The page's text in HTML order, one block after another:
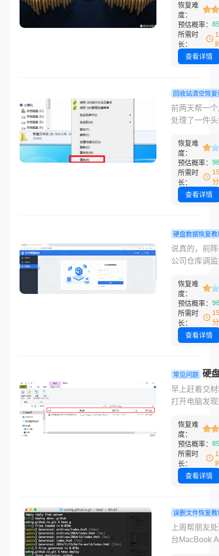
衡！
格式音质解
字音频领域
和FLAC都是
频格式的佼
但它们在技
原始的完美
WAV（
Audio File
经压缩的音
式，直接存储
PCM（脉冲
制）数据。
大优点是：
损：100%保
恢复难
度：
预估概率：
所需时
长：
查看详情
回收站清空恢
误删的文件
站没有怎么
这样找回来
谱！
前两天帮一
处理了一件
时候把一个
个月客户资
件夹给删了
站也顺手清
反应过来的
有怎么恢复
基本都是这
况：手一快
没了，回收
了，脑子一
白。别慌，
按从免费到
从简单到复
序，把我自
和帮别人处
清空、U盘文
失、格式化
损坏这些常
行。
恢复难
度：
预估概率：
所需时
长：
查看详情
硬盘数据恢复教
控录像被循
盖了还能找
靠谱的办法
说真的，前
公司仓库调
全没了
盘一直在循
盖，新录像
顶掉了。当
咯噔一下，
后来折腾了
天，总算把
关键时间段
捞回来了。
也遇到了监
硬盘循环覆
恢复的问题
着骂设备，
下面这几个
从免费到付
好能用上。
恢复难
度：
预估概率：
所需时
长：
查看详情
常见问题 硬
病了数据还
吗？自己先
西安这几家
早上赶着交
打开电脑发
一滑，把存
年的照片文
Shift+Delete
干净——遇到
事，脑子里
西安的朋友
盘问题，第
就是搜西安
恢复难
度：
预估概率：
所需时
长：
查看详情
误删文件恢复教
Mac上文件
还能找回吗
上周帮朋友
台MacBook